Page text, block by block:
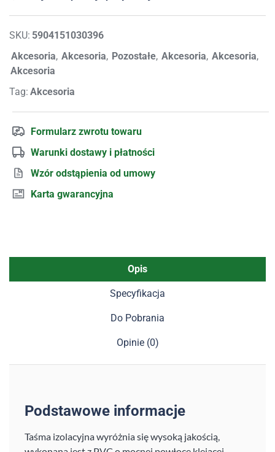
SKU: 5904151030396
Akcesoria, Akcesoria, Pozostałe, Akcesoria, Akcesoria,
Akcesoria
Tag: Akcesoria
Formularz zwrotu towaru
Warunki dostawy i płatności
Wzór odstąpienia od umowy
Karta gwarancyjna
Opis
Specyfikacja
Do Pobrania
Opinie (0)
Podstawowe informacje
Taśma izolacyjna wyróżnia się wysoką jakością,